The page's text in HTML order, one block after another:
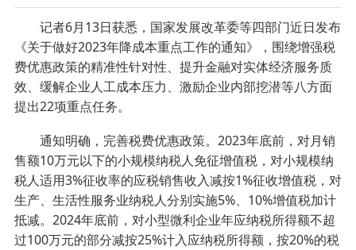
记者6月13日获悉，国家发展改革委等四部门近日发布
《关于做好2023年降成本重点工作的通知》，围绕增强税
费优惠政策的精准性针对性、提升金融对实体经济服务质
效、缓解企业人工成本压力、激励企业内部挖潜等八方面
提出22项重点任务。
通知明确，完善税费优惠政策。2023年底前，对月销
售额10万元以下的小规模纳税人免征增值税，对小规模纳
税人适用3%征收率的应税销售收入减按1%征收增值税，对
生产、生活性服务业纳税人分别实施5%、10%增值税加计
抵减。2024年底前，对小型微利企业年应纳税所得额不超
过100万元的部分减按25%计入应纳税所得额，按20%的税